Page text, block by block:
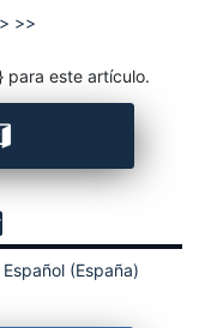
> >>
para este artículo.
Español (España)